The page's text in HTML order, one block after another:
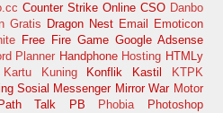
Counter Strike Online CSO Danbo
Gratis Dragon Nest Email
Emoticon
Free Fire Game Google Adsense
Planner Handphone Hosting HTMLy
Kartu Kuning Konflik Kastil
KTPK
Sosial Messenger Mirror War Motor
Path Talk PB Phobia
Photoshop